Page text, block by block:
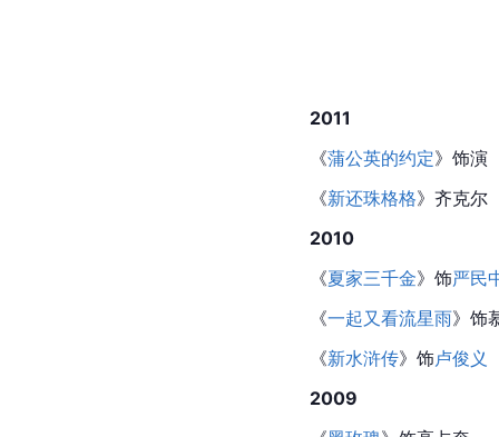
2011
《蒲公英的约定》饰演
《新还珠格格》齐克尔
2010
《夏家三千金》饰严民
《一起又看流星雨》饰
《新水浒传》饰卢俊义
2009